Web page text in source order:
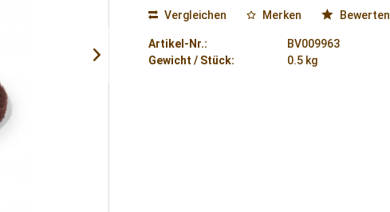
Vergleichen Merken Bewerten
Artikel-Nr.:
BV009963
Gewicht / Stück:
0.5 kg